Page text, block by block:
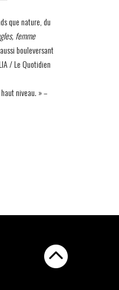
que nature, du
femme
bouleversant
/ Le Quotidien
niveau. » –